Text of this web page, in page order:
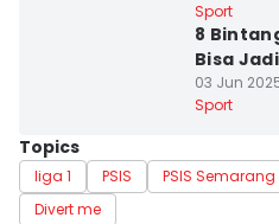
Sport
8
Bisa
03 Jun
Sport
Topics
liga 1 PSIS PSIS Semarang
Divert me